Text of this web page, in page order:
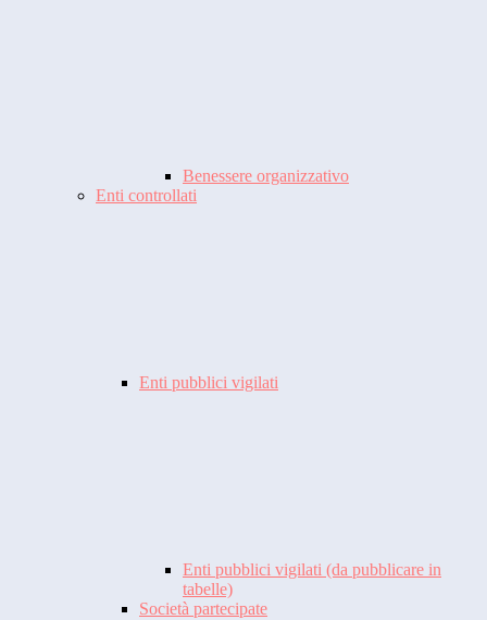
Benessere organizzativo
Enti controllati
Enti pubblici vigilati
Enti pubblici vigilati (da pubblicare in
tabelle)
Società partecipate